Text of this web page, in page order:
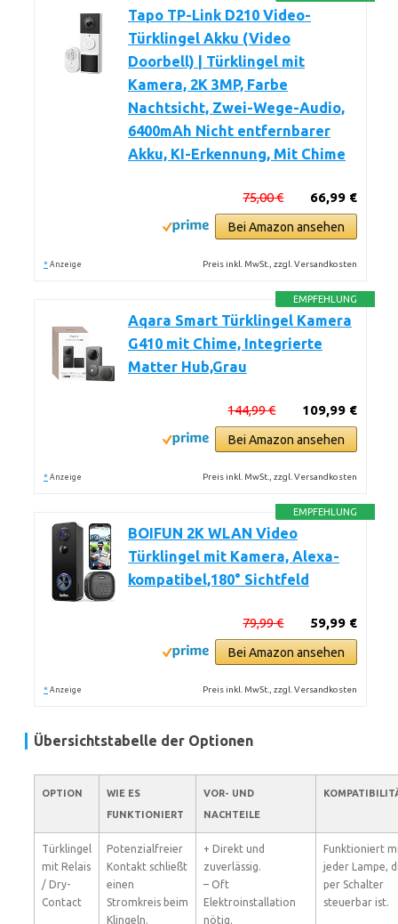
Tapo TP-Link D210 Video-
Türklingel Akku (Video
Doorbell) | Türklingel mit
Kamera, 2K 3MP, Farbe
Nachtsicht, Zwei-Wege-Audio,
6400mAh Nicht entfernbarer
Akku, KI-Erkennung, Mit Chime
66,99 €
75,00 €
Bei Amazon ansehen
* Anzeige Preis inkl. MwSt., zzgl. Versandkosten
EMPFEHLUNG
Aqara Smart Türklingel Kamera
G410 mit Chime, Integrierte
Matter Hub,Grau
109,99 €
144,99 €
Bei Amazon ansehen
* Anzeige Preis inkl. MwSt., zzgl. Versandkosten
EMPFEHLUNG
BOIFUN 2K WLAN Video
Türklingel mit Kamera, Alexa-
kompatibel,180° Sichtfeld
59,99 €
79,99 €
Bei Amazon ansehen
* Anzeige Preis inkl. MwSt., zzgl. Versandkosten
Übersichtstabelle der Optionen
OPTION
WIE ES
FUNKTIONIERT
VOR- UND
NACHTEILE
Türklingel
mit Relais
/ Dry-
Contact
Potenzialfreier
Kontakt schließt
einen
Stromkreis beim
Klingeln.
+ Direkt und
zuverlässig.
– Oft
Elektroinstallation
nötig.
Funktioniert
jeder Lampe,
per Schalter
steuerbar ist.